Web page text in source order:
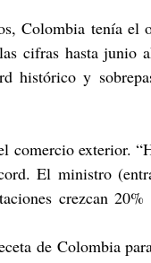
Colombia tenía el
cifras hasta junio
histórico y
comercio exterior.
El ministro
crezcan 20%
de Colombia